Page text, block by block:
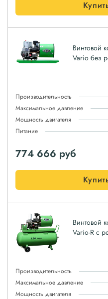
Винтовой
Vario без
Производительность
Максимальное давление
Мощность двигателя
Питание
774 666 руб
Винтовой
Vario-R с
Производительность
Максимальное давление
Мощность двигателя